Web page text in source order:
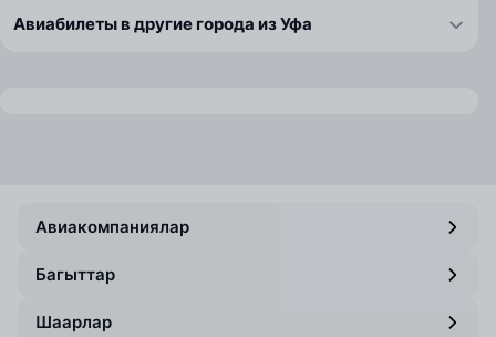
Авиабилеты в другие города из Уфа
Авиакомпаниялар
Багыттар
Шаарлар